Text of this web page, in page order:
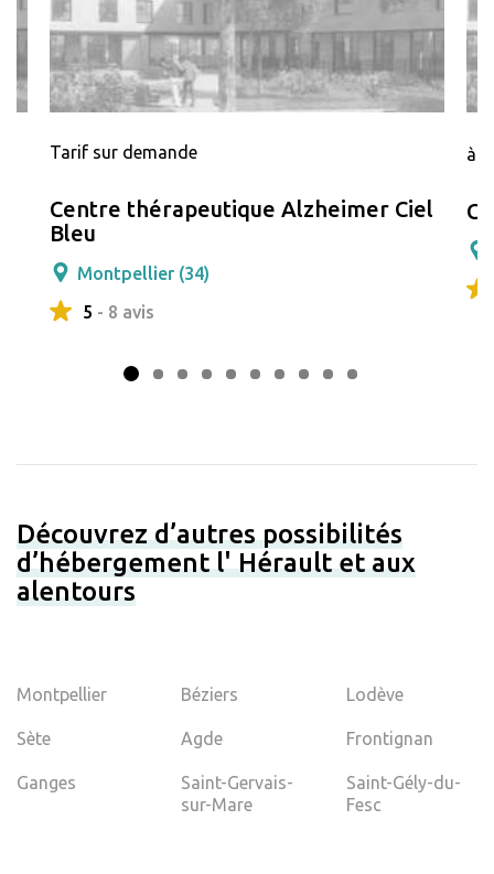
Tarif sur demande
Centre thérapeutique Alzheimer Ciel
Bleu
Montpellier (34)
5 - 8 avis
à
Découvrez d’autres possibilités
d’hébergement l' Hérault et aux
alentours
Montpellier Béziers Lodève
Sète Agde Frontignan
Ganges
Saint-Gervais-
sur-Mare
Saint-Gély-du-
Fesc